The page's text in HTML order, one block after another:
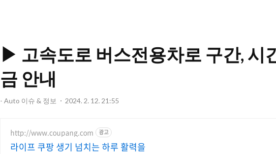
프
▶ 고속도로 버스전용차로 구간, 시
금 안내
- Auto 이슈 & 정보 2024. 2. 12. 21:55
http://www.coupang.com 광고
라이프 쿠팡 생기 넘치는 하루 활력을